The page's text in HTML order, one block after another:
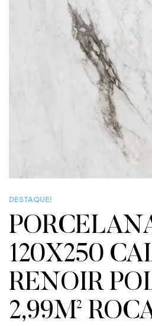
DESTAQUE!
120X250
RENOIR
2,99M²